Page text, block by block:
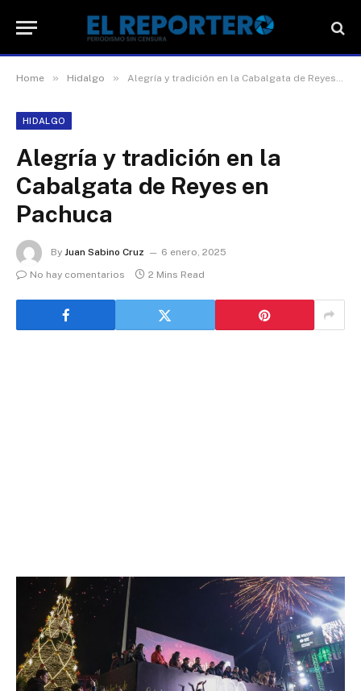
Home » Hidalgo » Alegría y tradición en la Cabalgata de Reyes en Pachuca
HIDALGO
Alegría y tradición en la
Cabalgata de Reyes en
Pachuca
By Juan Sabino Cruz
6 enero, 2025
No hay comentarios
2 Mins Read